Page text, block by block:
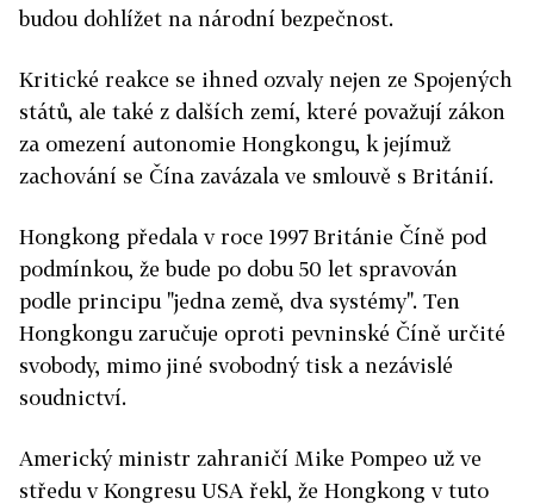
budou dohlížet na národní bezpečnost.
Kritické reakce se ihned ozvaly nejen ze Spojených
států, ale také z dalších zemí, které považují zákon
za omezení autonomie Hongkongu, k jejímuž
zachování se Čína zavázala ve smlouvě s Británií.
Hongkong předala v roce 1997 Británie Číně pod
podmínkou, že bude po dobu 50 let spravován
podle principu "jedna země, dva systémy". Ten
Hongkongu zaručuje oproti pevninské Číně určité
svobody, mimo jiné svobodný tisk a nezávislé
soudnictví.
Americký ministr zahraničí Mike Pompeo už ve
středu v Kongresu USA řekl, že Hongkong v tuto